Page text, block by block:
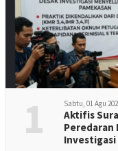
1 Sabtu, 01 Agu
Aktifis
Peredaran
Investigasi